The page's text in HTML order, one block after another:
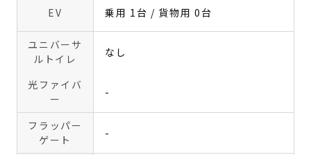
EV 乗用 1台 / 貨物用 0台
ユニバーサ
ルトイレ
なし
光ファイバ
ー
-
フラッパー
ゲート
-